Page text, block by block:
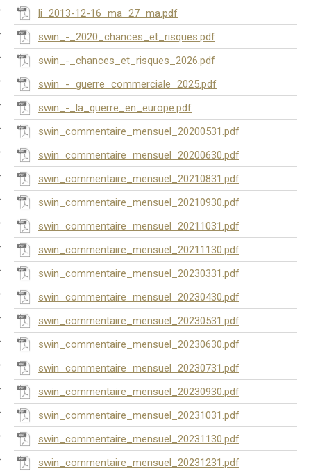
li_2013-12-16_ma_27_ma.pdf
swin_-_2020_chances_et_risques.pdf
swin_-_chances_et_risques_2026.pdf
swin_-_guerre_commerciale_2025.pdf
swin_-_la_guerre_en_europe.pdf
swin_commentaire_mensuel_20200531.pdf
swin_commentaire_mensuel_20200630.pdf
swin_commentaire_mensuel_20210831.pdf
swin_commentaire_mensuel_20210930.pdf
swin_commentaire_mensuel_20211031.pdf
swin_commentaire_mensuel_20211130.pdf
swin_commentaire_mensuel_20230331.pdf
swin_commentaire_mensuel_20230430.pdf
swin_commentaire_mensuel_20230531.pdf
swin_commentaire_mensuel_20230630.pdf
swin_commentaire_mensuel_20230731.pdf
swin_commentaire_mensuel_20230930.pdf
swin_commentaire_mensuel_20231031.pdf
swin_commentaire_mensuel_20231130.pdf
swin_commentaire_mensuel_20231231.pdf